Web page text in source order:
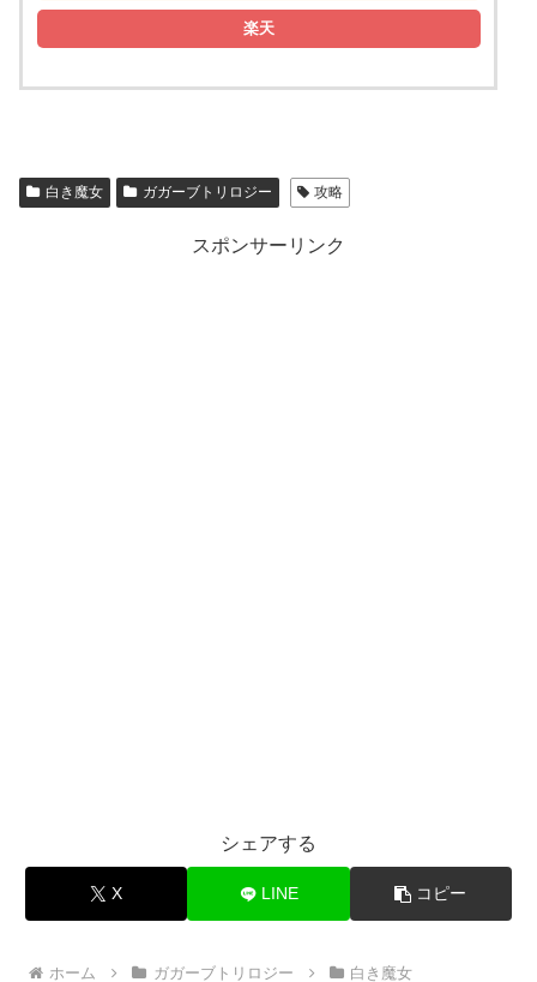
楽天
白き魔女 ガガーブトリロジー 攻略
スポンサーリンク
シェアする
X LINE コピー
ホーム ガガーブトリロジー 白き魔女